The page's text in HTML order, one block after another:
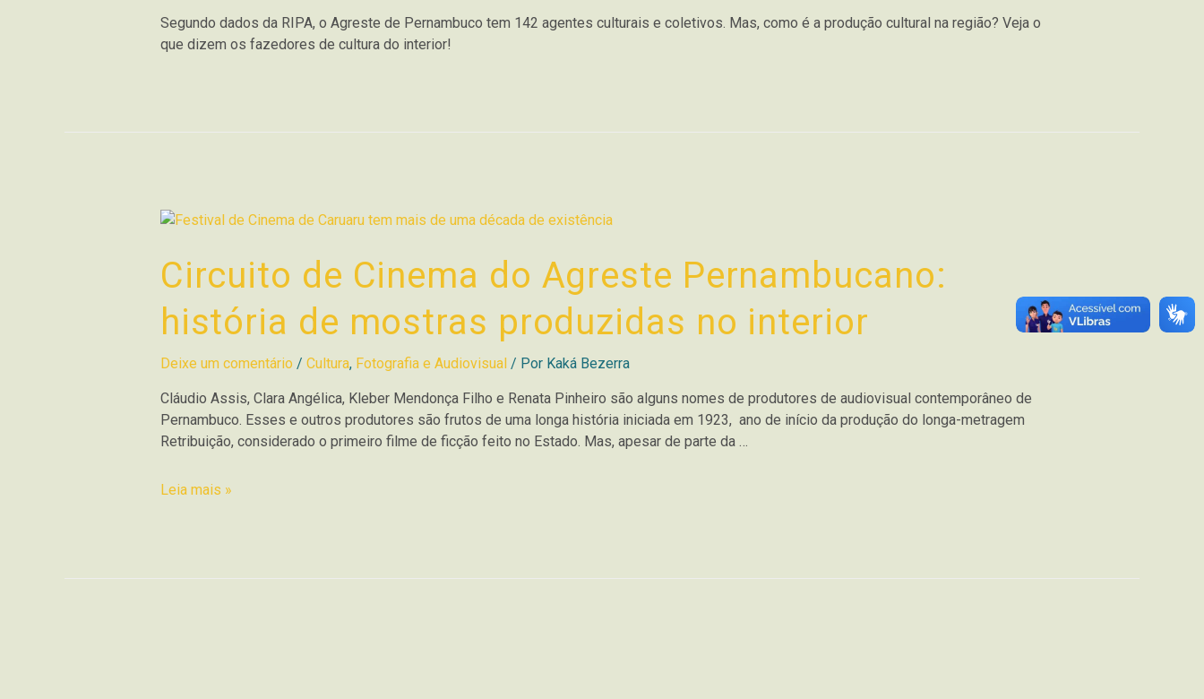
Segundo dados da RIPA, o Agreste de Pernambuco tem 142 agentes culturais e coletivos. Mas, como é a produção cultural na região? Veja o
que dizem os fazedores de cultura do interior!
Circuito de Cinema do Agreste Pernambucano:
história de mostras produzidas no interior
Deixe um comentário / Cultura, Fotografia e Audiovisual / Por Kaká Bezerra
Cláudio Assis, Clara Angélica, Kleber Mendonça Filho e Renata Pinheiro são alguns nomes de produtores de audiovisual contemporâneo de
Pernambuco. Esses e outros produtores são frutos de uma longa história iniciada em 1923, ano de início da produção do longa-metragem
Retribuição, considerado o primeiro filme de ficção feito no Estado. Mas, apesar de parte da …
Leia mais »